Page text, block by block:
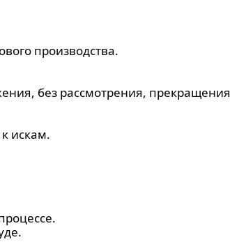
производства.
без рассмотрения, прекращения
искам.